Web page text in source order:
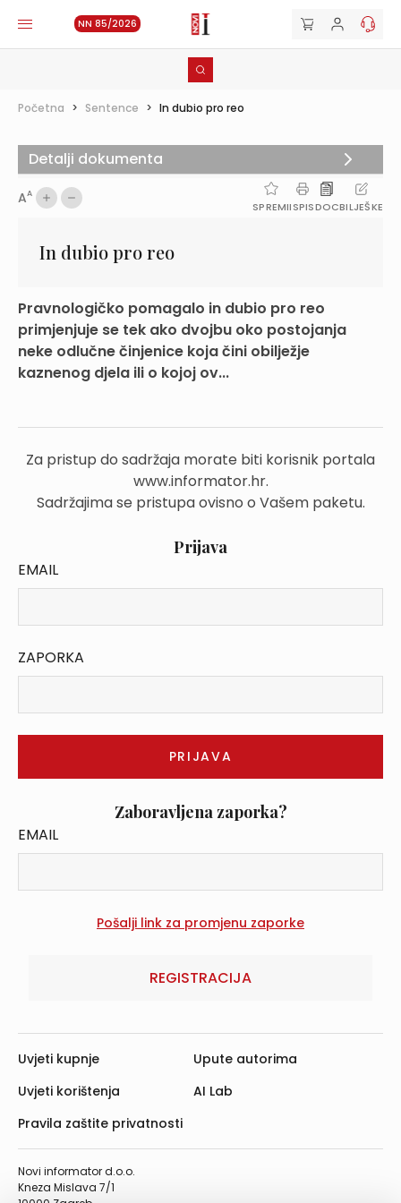
NN 85/2026
Početna > Sentence > In dubio pro reo
AA
SPREMIISPISDOCBILJEŠKE
In dubio pro reo
Pravnologičko pomagalo in dubio pro reo
primjenjuje se tek ako dvojbu oko postojanja
neke odlučne činjenice koja čini obilježje
kaznenog djela ili o kojoj ov...
Za pristup do sadržaja morate biti korisnik portala
www.informator.hr.
Sadržajima se pristupa ovisno o Vašem paketu.
Prijava
EMAIL
ZAPORKA
Zaboravljena zaporka?
EMAIL
REGISTRACIJA
Detalji dokumenta
Novi informator d.o.o.
Kneza Mislava 7/1
Uvjeti kupnje
Uvjeti korištenja
Pravila zaštite privatnosti
Upute autorima
AI Lab